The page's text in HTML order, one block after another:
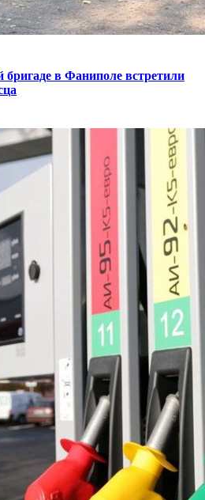
бригаде в Фаниполе встретили